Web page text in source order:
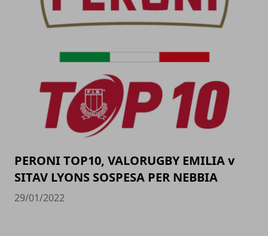
PERONI TOP10, VALORUGBY EMILIA v
SITAV LYONS SOSPESA PER NEBBIA
29/01/2022